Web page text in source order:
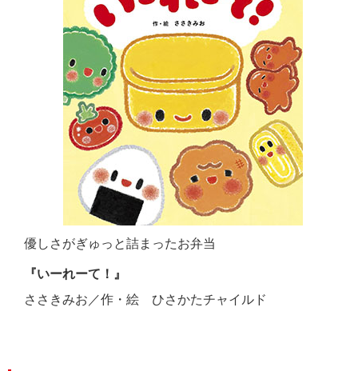
優しさがぎゅっと詰まったお弁当
『いーれーて！』
ささきみお／作・絵 ひさかたチャイルド